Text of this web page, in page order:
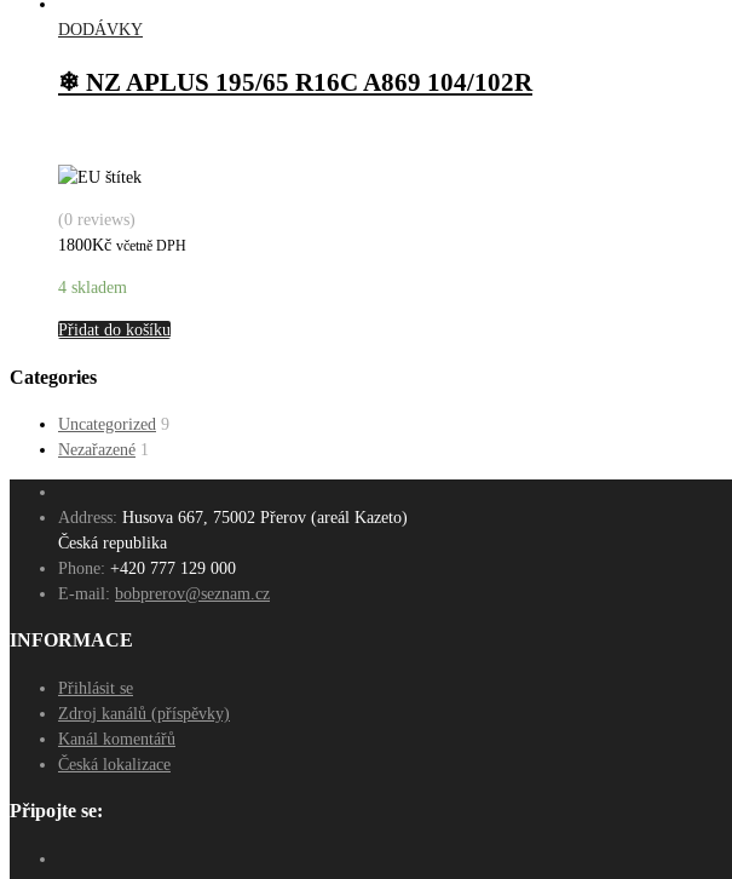
DODÁVKY
❄ NZ APLUS 195/65 R16C A869 104/102R
(0 reviews)
1800Kč včetně DPH
4 skladem
Přidat do košíku
Categories
Uncategorized 9
Nezařazené 1
Address: Husova 667, 75002 Přerov (areál Kazeto)
Česká republika
Phone: +420 777 129 000
E-mail: bobprerov@seznam.cz
INFORMACE
Přihlásit se
Zdroj kanálů (příspěvky)
Kanál komentářů
Česká lokalizace
Připojte se: